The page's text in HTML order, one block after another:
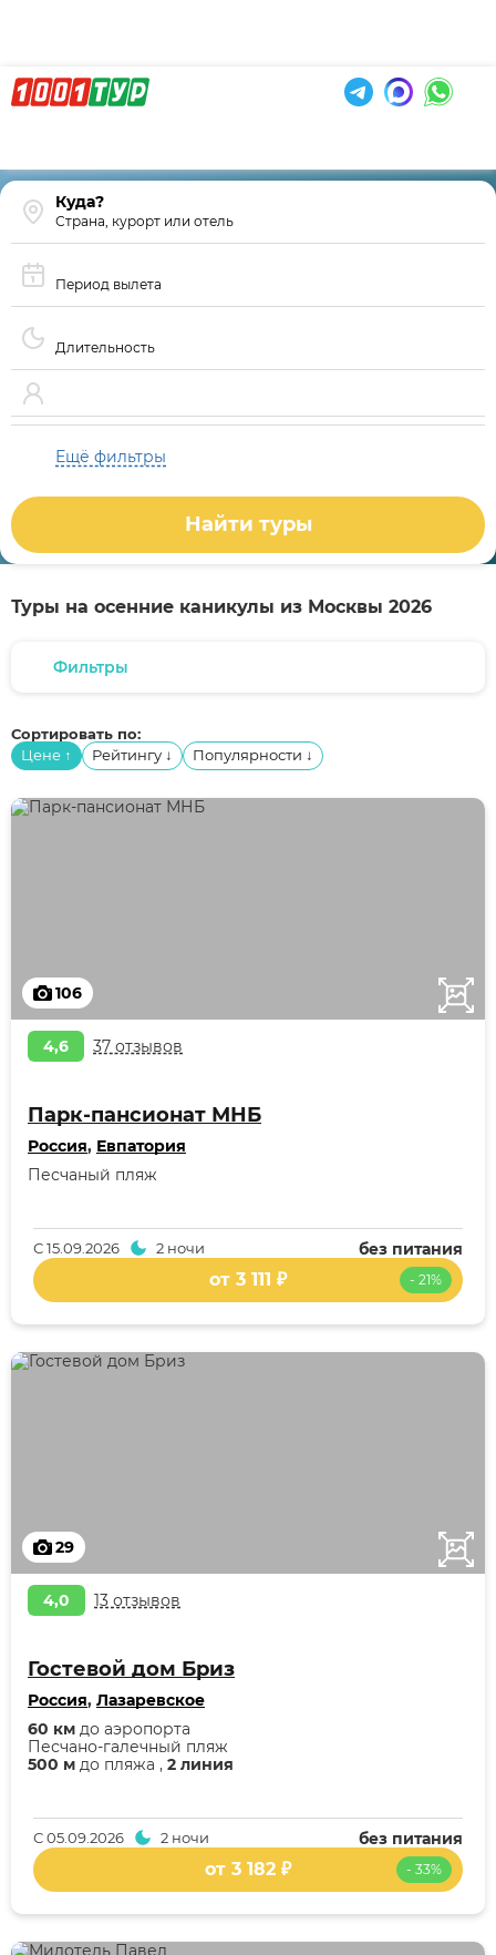
Страна, курорт или отель
Период вылета
Длительность
Ещё фильтры
Найти туры
Туры на осенние каникулы из Москвы 2026
Фильтры
Сортировать по:
Цене ↑ Рейтингу ↓ Популярности ↓
106
4,6 37 отзывов
Парк-пансионат МНБ
Россия, Евпатория
Песчаный пляж
без питания
С15.09.2026 2 ночи
- 21%
от 3 111 ₽
29
4,0 13 отзывов
Гостевой дом Бриз
Россия, Лазаревское
500 м до пляжа , 2 линия
Песчано-галечный пляж
60 км до аэропорта
без питания
С05.09.2026 2 ночи
- 33%
от 3 182 ₽